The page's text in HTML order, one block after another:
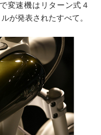
変速機はリターン式４
が発表されたすべて。